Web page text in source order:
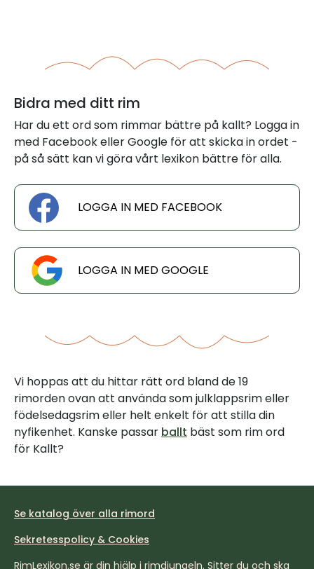
Bidra med ditt rim
Har du ett ord som rimmar bättre på kallt? Logga in
med Facebook eller Google för att skicka in ordet -
på så sätt kan vi göra vårt lexikon bättre för alla.
LOGGA IN MED FACEBOOK
LOGGA IN MED GOOGLE
Vi hoppas att du hittar rätt ord bland de 19
rimorden ovan att använda som julklappsrim eller
födelsedagsrim eller helt enkelt för att stilla din
nyfikenhet. Kanske passar ballt bäst som rim ord
för Kallt?
Se katalog över alla rimord
Sekretesspolicy & Cookies
RimLexikon.se är din hjälp i rimdjungeln. Sitter du och ska